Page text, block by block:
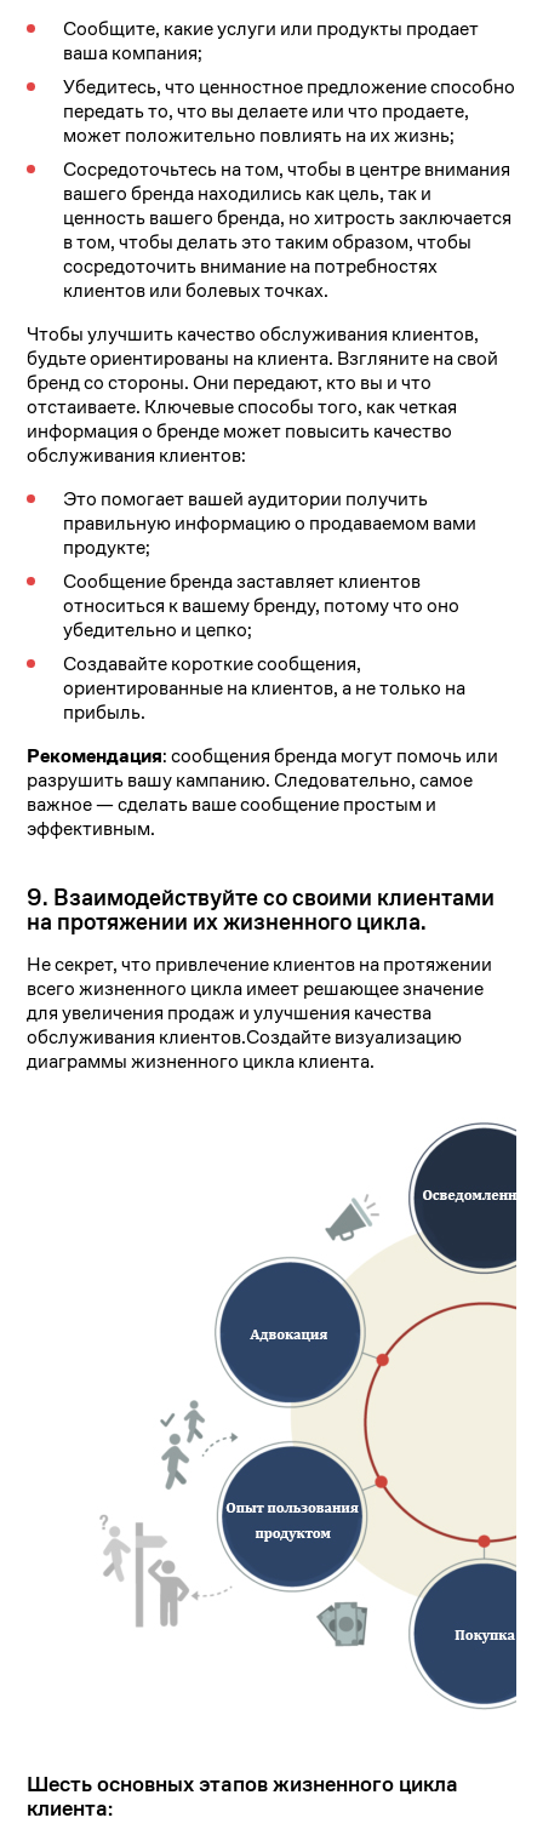
Сообщите, какие услуги или продукты продает
ваша компания;
Убедитесь, что ценностное предложение способно
передать то, что вы делаете или что продаете,
может положительно повлиять на их жизнь;
Сосредоточьтесь на том, чтобы в центре внимания
вашего бренда находились как цель, так и
ценность вашего бренда, но хитрость заключается
в том, чтобы делать это таким образом, чтобы
сосредоточить внимание на потребностях
клиентов или болевых точках.
Чтобы улучшить качество обслуживания клиентов,
будьте ориентированы на клиента. Взгляните на свой
бренд со стороны. Они передают, кто вы и что
отстаиваете. Ключевые способы того, как четкая
информация о бренде может повысить качество
обслуживания клиентов:
Это помогает вашей аудитории получить
правильную информацию о продаваемом вами
продукте;
Сообщение бренда заставляет клиентов
относиться к вашему бренду, потому что оно
убедительно и цепко;
Создавайте короткие сообщения,
ориентированные на клиентов, а не только на
прибыль.
Рекомендация: сообщения бренда могут помочь или
разрушить вашу кампанию. Следовательно, самое
важное — сделать ваше сообщение простым и
эффективным.
9. Взаимодействуйте со своими клиентами
на протяжении их жизненного цикла.
Не секрет, что привлечение клиентов на протяжении
всего жизненного цикла имеет решающее значение
для увеличения продаж и улучшения качества
обслуживания клиентов.Создайте визуализацию
диаграммы жизненного цикла клиента.
Шесть основных этапов жизненного цикла
клиента: